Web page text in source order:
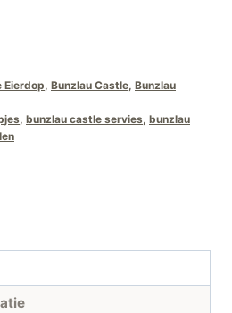
Eierdop, Bunzlau Castle, Bunzlau
, bunzlau castle servies, bunzlau